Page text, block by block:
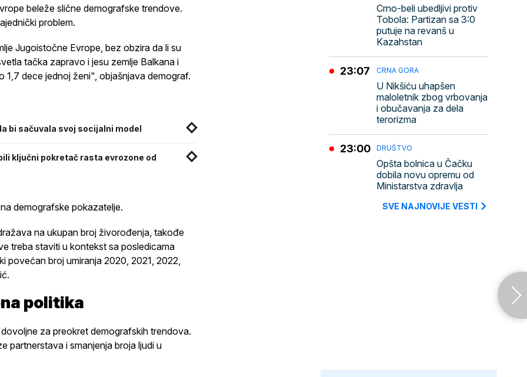
beleže slične demografske trendove.
problem.
Jugoistočne Evrope, bez obzira da li su
tačka zapravo i jesu zemlje Balkana i
1,7 dece jednoj ženi", objašnjava demograf.
bi sačuvala svoj socijalni model
ključni pokretač rasta evrozone od
demografske pokazatelje.
na ukupan broj živorođenja, takođe
treba staviti u kontekst sa posledicama
povećan broj umiranja 2020, 2021, 2022,
politika
za preokret demografskih trendova.
partnerstava i smanjenja broja ljudi u
Crno-beli ubedljivi protiv
Tobola: Partizan sa 3:0
putuje na revanš u
Kazahstan
CRNA GORA
U Nikšiću uhapšen
maloletnik zbog vrbovanja
i obučavanja za dela
terorizma
23:07
DRUŠTVO
Opšta bolnica u Čačku
dobila novu opremu od
Ministarstva zdravlja
23:00
SVE NAJNOVIJE VESTI